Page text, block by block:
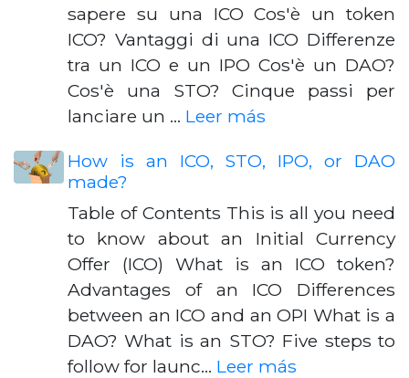
sapere su una ICO Cos'è un token
ICO? Vantaggi di una ICO Differenze
tra un ICO e un IPO Cos'è un DAO?
Cos'è una STO? Cinque passi per
lanciare un … Leer más
How is an ICO, STO, IPO, or DAO
made?
Table of Contents This is all you need
to know about an Initial Currency
Offer (ICO) What is an ICO token?
Advantages of an ICO Differences
between an ICO and an OPI What is a
DAO? What is an STO? Five steps to
follow for launc… Leer más